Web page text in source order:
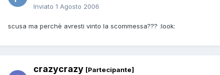
Inviato 1 Agosto 2006
scusa ma perchè avresti vinto la scommessa??? :look:
crazycrazy [Partecipante]